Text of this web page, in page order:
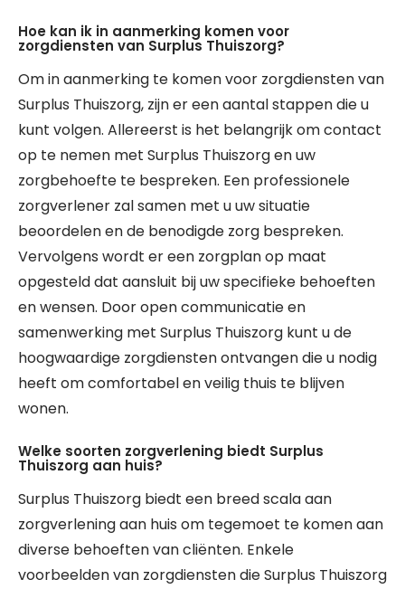
Hoe kan ik in aanmerking komen voor
zorgdiensten van Surplus Thuiszorg?
Om in aanmerking te komen voor zorgdiensten van
Surplus Thuiszorg, zijn er een aantal stappen die u
kunt volgen. Allereerst is het belangrijk om contact
op te nemen met Surplus Thuiszorg en uw
zorgbehoefte te bespreken. Een professionele
zorgverlener zal samen met u uw situatie
beoordelen en de benodigde zorg bespreken.
Vervolgens wordt er een zorgplan op maat
opgesteld dat aansluit bij uw specifieke behoeften
en wensen. Door open communicatie en
samenwerking met Surplus Thuiszorg kunt u de
hoogwaardige zorgdiensten ontvangen die u nodig
heeft om comfortabel en veilig thuis te blijven
wonen.
Welke soorten zorgverlening biedt Surplus
Thuiszorg aan huis?
Surplus Thuiszorg biedt een breed scala aan
zorgverlening aan huis om tegemoet te komen aan
diverse behoeften van cliënten. Enkele
voorbeelden van zorgdiensten die Surplus Thuiszorg